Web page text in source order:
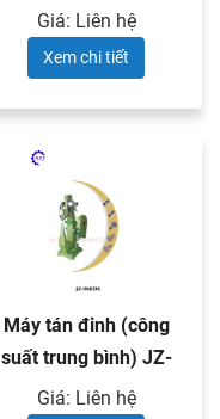
Giá: Liên hệ
Xem chi tiết
Máy tán đinh (công
suất trung bình) JZ-
968DX
Giá: Liên hệ